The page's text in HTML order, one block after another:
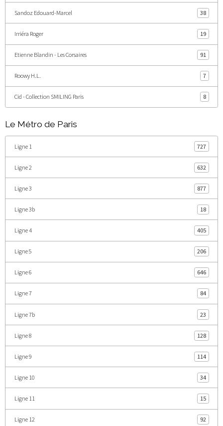
Sandoz Edouard-Marcel 38
Irriéra Roger 19
Etienne Blandin - Les Corsaires 91
Roowy H.L. 7
Cid - Collection SMILING Paris 8
Le Métro de Paris
Ligne 1 727
Ligne 2 632
Ligne 3 877
Ligne 3b 18
Ligne 4 405
Ligne 5 206
Ligne 6 646
Ligne 7 84
Ligne 7b 23
Ligne 8 128
Ligne 9 114
Ligne 10 34
Ligne 11 15
Ligne 12 92